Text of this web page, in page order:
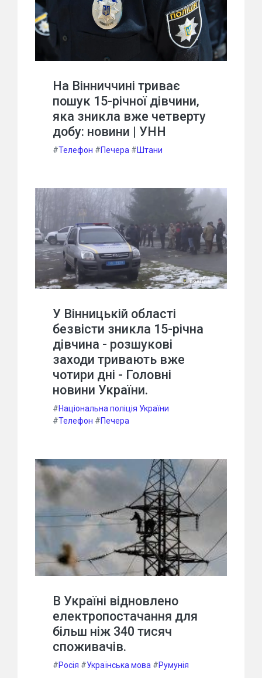
На Вінниччині триває
пошук 15-річної дівчини,
яка зникла вже четверту
добу: новини | УНН
#Телефон #Печера #Штани
У Вінницькій області
безвісти зникла 15-річна
дівчина - розшукові
заходи тривають вже
чотири дні - Головні
новини України.
#Національна поліція України
#Телефон #Печера
В Україні відновлено
електропостачання для
більш ніж 340 тисяч
споживачів.
#Росія #Українська мова #Румунія